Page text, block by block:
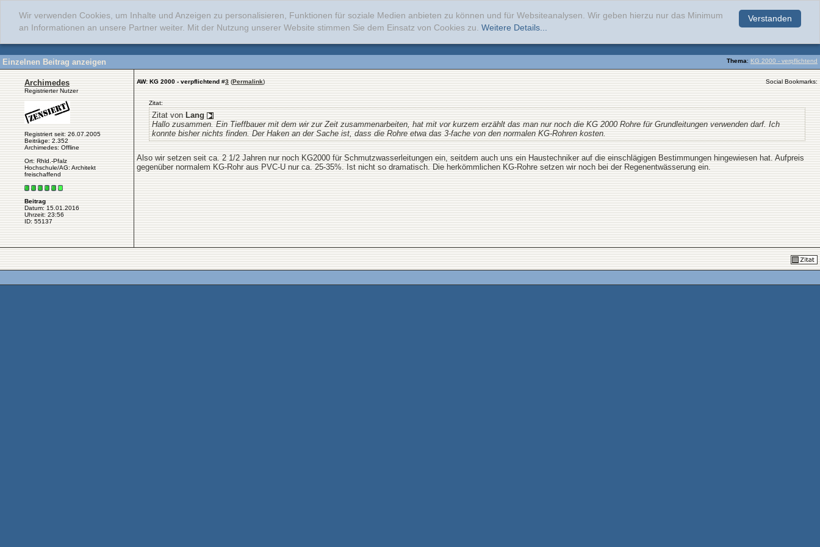
Verstanden
Wir verwenden Cookies, um Inhalte und Anzeigen zu personalisieren, Funktionen für soziale Medien anbieten zu können und für Websiteanalysen. Wir geben hierzu nur das Minimum
an Informationen an unsere Partner weiter. Mit der Nutzung unserer Website stimmen Sie dem Einsatz von Cookies zu. Weitere Details...
Thema: KG 2000 - verpflichtend
Einzelnen Beitrag anzeigen
Archimedes
Registrierter Nutzer
Registriert seit: 26.07.2005
Beiträge: 2.352
Archimedes: Offline
Ort: Rhld.-Pfalz
Hochschule/AG: Architekt
freischaffend
Beitrag
Datum: 15.01.2016
Uhrzeit: 23:56
ID: 55137
AW: KG 2000 - verpflichtend #3 (Permalink) Social Bookmarks:
Zitat:
Zitat von Lang
Hallo zusammen. Ein Tieffbauer mit dem wir zur Zeit zusammenarbeiten, hat mit vor kurzem erzählt das man nur noch die KG 2000 Rohre für Grundleitungen verwenden darf. Ich
konnte bisher nichts finden. Der Haken an der Sache ist, dass die Rohre etwa das 3-fache von den normalen KG-Rohren kosten.
Also wir setzen seit ca. 2 1/2 Jahren nur noch KG2000 für Schmutzwasserleitungen ein, seitdem auch uns ein Haustechniker auf die einschlägigen Bestimmungen hingewiesen hat. Aufpreis
gegenüber normalem KG-Rohr aus PVC-U nur ca. 25-35%. Ist nicht so dramatisch. Die herkömmlichen KG-Rohre setzen wir noch bei der Regenentwässerung ein.